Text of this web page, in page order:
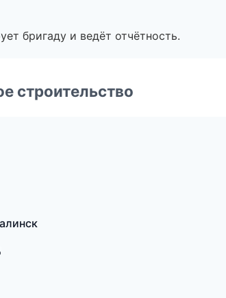
бригаду и ведёт отчётность.
строительство